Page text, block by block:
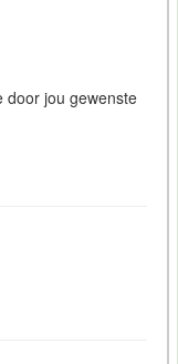
door jou gewenste